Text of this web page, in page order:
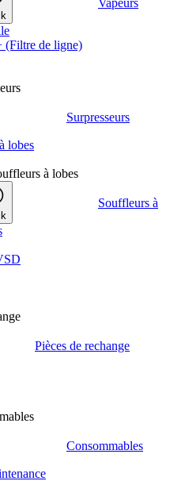
Vapeurs
(Filtre de ligne)
Surpresseurs
lobes
à lobes
Souffleurs à
Pièces de rechange
Consommables